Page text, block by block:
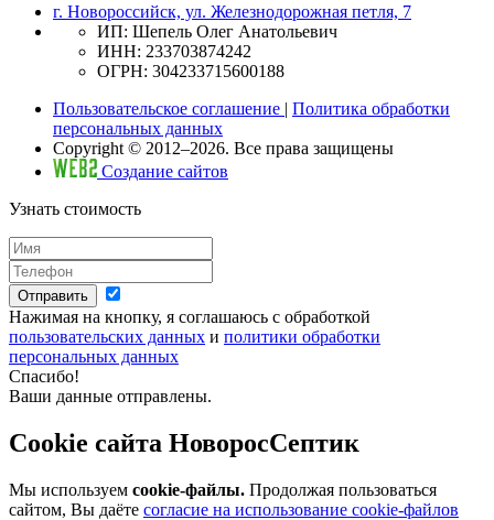
г. Новороссийск, ул. Железнодорожная петля, 7
ИП: Шепель Олег Анатольевич
ИНН: 233703874242
ОГРН: 304233715600188
Пользовательское соглашение | Политика обработки
персональных данных
Copyright © 2012–2026. Все права защищены
Создание сайтов
Узнать стоимость
Отправить
Нажимая на кнопку, я соглашаюсь с обработкой
пользовательских данных и политики обработки
персональных данных
Спасибо!
Ваши данные отправлены.
Cookie сайта НоворосСептик
Мы используем cookie-файлы. Продолжая пользоваться
сайтом, Вы даёте согласие на использование cookie-файлов